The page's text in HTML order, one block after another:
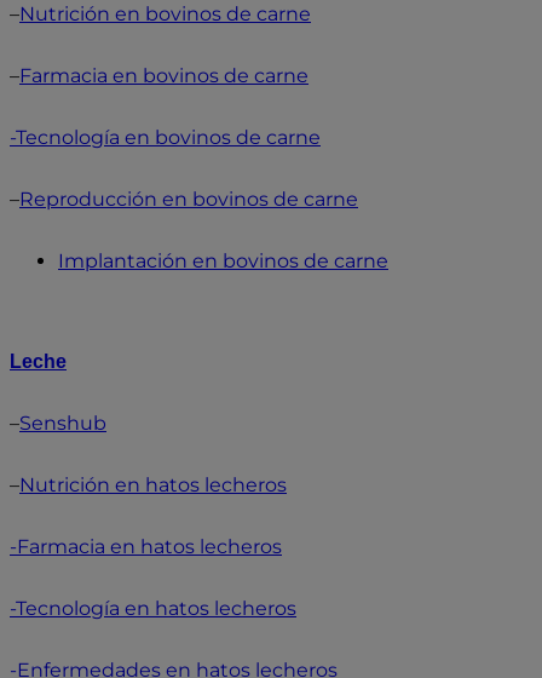
–Nutrición en bovinos de carne
–Farmacia en bovinos de carne
-Tecnología en bovinos de carne
–Reproducción en bovinos de carne
Implantación en bovinos de carne
Leche
–Senshub
–Nutrición en hatos lecheros
-Farmacia en hatos lecheros
-Tecnología en hatos lecheros
-Enfermedades en hatos lecheros